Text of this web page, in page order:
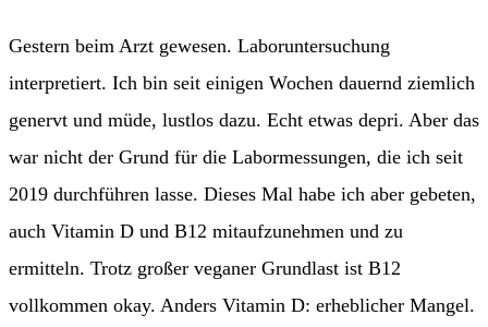
Gestern beim Arzt gewesen. Laboruntersuchung
interpretiert. Ich bin seit einigen Wochen dauernd ziemlich
genervt und müde, lustlos dazu. Echt etwas depri. Aber das
war nicht der Grund für die Labormessungen, die ich seit
2019 durchführen lasse. Dieses Mal habe ich aber gebeten,
auch Vitamin D und B12 mitaufzunehmen und zu
ermitteln. Trotz großer veganer Grundlast ist B12
vollkommen okay. Anders Vitamin D: erheblicher Mangel.